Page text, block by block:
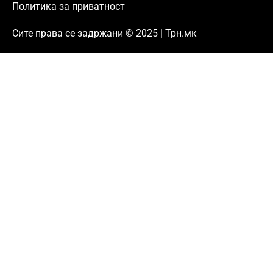
Политика за приватност
Сите права се задржани © 2025 | Трн.мк